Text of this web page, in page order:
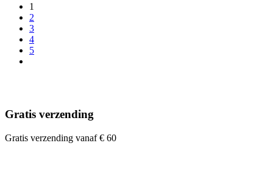
1
2
3
4
5
Gratis verzending
Gratis verzending vanaf € 60